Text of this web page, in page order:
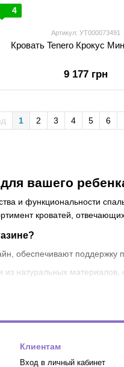
вашего
и функциональности
кроватей,
обеспечивают поддержку
из натуральных
4
Артикул: УТ000073491
Кровать Tenero Крокус
9 177 грн
1 2 3 4 5 6
Клиентам
Вход в личный кабинет